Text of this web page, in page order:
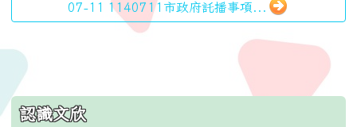
07-11 1140711市政府託播事項...
:::
認識文欣